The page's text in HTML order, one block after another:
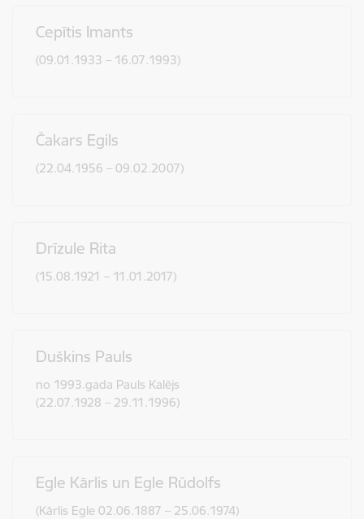
Cepītis Imants
(09.01.1933 – 16.07.1993)
Čakars Egils
(22.04.1956 – 09.02.2007)
Drīzule Rita
(15.08.1921 – 11.01.2017)
Duškins Pauls
no 1993.gada Pauls Kalējs
(22.07.1928 – 29.11.1996)
Egle Kārlis un Egle Rūdolfs
(Kārlis Egle 02.06.1887 – 25.06.1974)